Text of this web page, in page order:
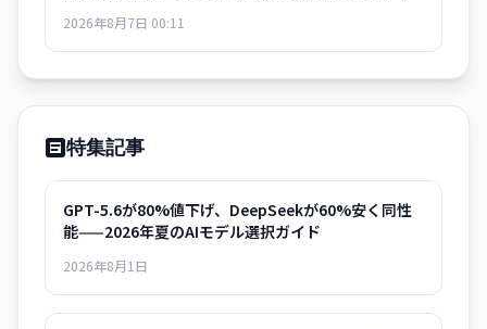
昇。タスク当たりのコスト効率も悪化し、実用性を疑問視す
2026年8月7日 00:11
特集記事
GPT-5.6が80%値下げ、DeepSeekが60%安く同性
能——2026年夏のAIモデル選択ガイド
2026年8月1日